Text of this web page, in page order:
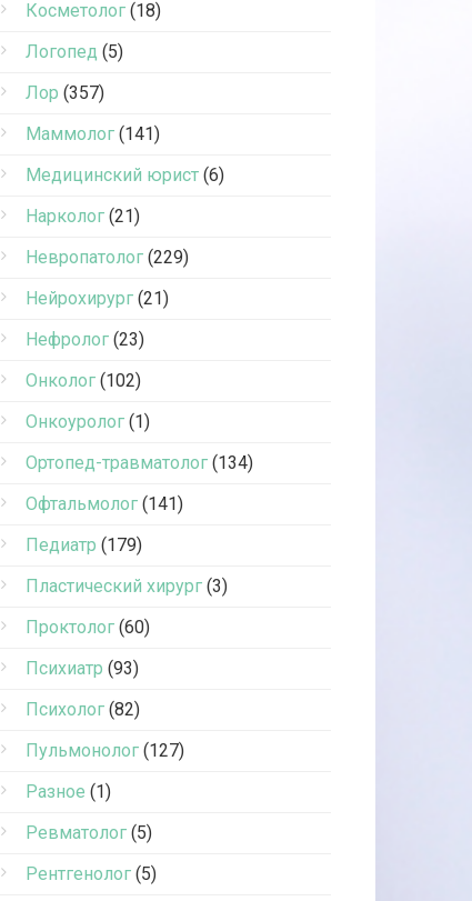
Косметолог (18)
Логопед (5)
Лор (357)
Маммолог (141)
Медицинский юрист (6)
Нарколог (21)
Невропатолог (229)
Нейрохирург (21)
Нефролог (23)
Онколог (102)
Онкоуролог (1)
Ортопед-травматолог (134)
Офтальмолог (141)
Педиатр (179)
Пластический хирург (3)
Проктолог (60)
Психиатр (93)
Психолог (82)
Пульмонолог (127)
Разное (1)
Ревматолог (5)
Рентгенолог (5)